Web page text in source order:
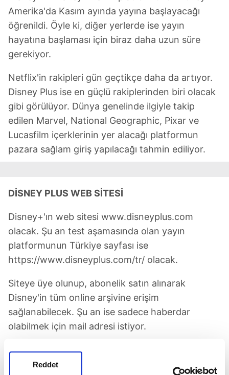
Reddet
Amerika'da Kasım ayında yayına başlayacağı
öğrenildi. Öyle ki, diğer yerlerde ise yayın
hayatına başlaması için biraz daha uzun süre
gerekiyor.
Netflix'in rakipleri gün geçtikçe daha da artıyor.
Disney Plus ise en güçlü rakiplerinden biri olacak
gibi görülüyor. Dünya genelinde ilgiyle takip
edilen Marvel, National Geographic, Pixar ve
Lucasfilm içerklerinin yer alacağı platformun
pazara sağlam giriş yapılacağı tahmin ediliyor.
DİSNEY PLUS WEB SİTESİ
Disney+'ın web sitesi www.disneyplus.com
olacak. Şu an test aşamasında olan yayın
platformunun Türkiye sayfası ise
https://www.disneyplus.com/tr/ olacak.
Siteye üye olunup, abonelik satın alınarak
Disney'in tüm online arşivine erişim
sağlanabilecek. Şu an ise sadece haberdar
olabilmek için mail adresi istiyor.
Apple iş görüşmesinde bu